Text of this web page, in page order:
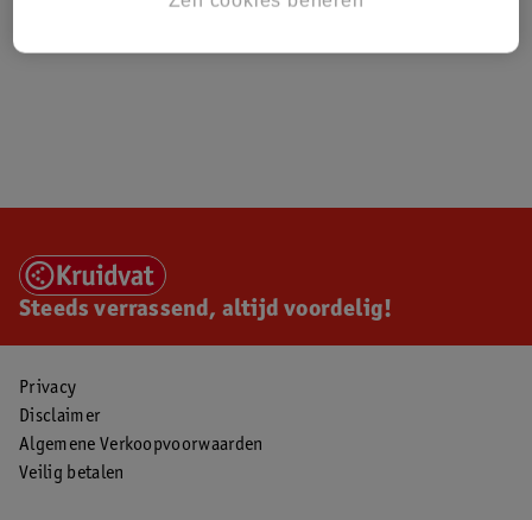
Steeds verrassend, altijd voordelig!
Privacy
Disclaimer
Algemene Verkoopvoorwaarden
Veilig betalen